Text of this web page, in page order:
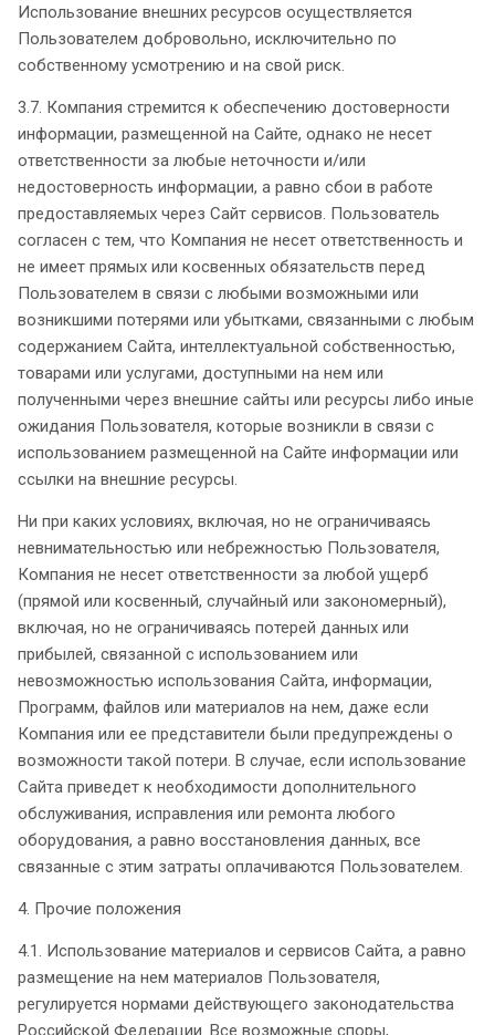
Использование внешних ресурсов осуществляется
Пользователем добровольно, исключительно по
собственному усмотрению и на свой риск.
3.7. Компания стремится к обеспечению достоверности
информации, размещенной на Сайте, однако не несет
ответственности за любые неточности и/или
недостоверность информации, а равно сбои в работе
предоставляемых через Сайт сервисов. Пользователь
согласен с тем, что Компания не несет ответственность и
не имеет прямых или косвенных обязательств перед
Пользователем в связи с любыми возможными или
возникшими потерями или убытками, связанными с любым
содержанием Сайта, интеллектуальной собственностью,
товарами или услугами, доступными на нем или
полученными через внешние сайты или ресурсы либо иные
ожидания Пользователя, которые возникли в связи с
использованием размещенной на Сайте информации или
ссылки на внешние ресурсы.
Ни при каких условиях, включая, но не ограничиваясь
невнимательностью или небрежностью Пользователя,
Компания не несет ответственности за любой ущерб
(прямой или косвенный, случайный или закономерный),
включая, но не ограничиваясь потерей данных или
прибылей, связанной с использованием или
невозможностью использования Сайта, информации,
Программ, файлов или материалов на нем, даже если
Компания или ее представители были предупреждены о
возможности такой потери. В случае, если использование
Сайта приведет к необходимости дополнительного
обслуживания, исправления или ремонта любого
оборудования, а равно восстановления данных, все
связанные с этим затраты оплачиваются Пользователем.
4. Прочие положения
4.1. Использование материалов и сервисов Сайта, а равно
размещение на нем материалов Пользователя,
регулируется нормами действующего законодательства
Российской Федерации. Все возможные споры,